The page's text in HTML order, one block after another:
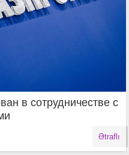
в сотрудничестве с
Ətraflı